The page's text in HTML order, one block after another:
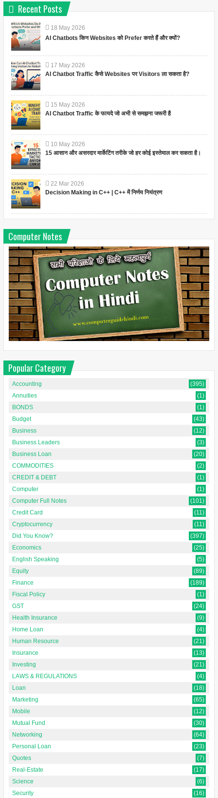
Recent Posts
18 May 2026
AI Chatbots किन Websites को Prefer करते हैं और क्यों?
17 May 2026
AI Chatbot Traffic कैसे Websites पर Visitors ला सकता है?
15 May 2026
AI Chatbot Traffic के फायदे जो अभी से समझना जरूरी है
10 May 2026
15 आसान और असरदार मार्केटिंग तरीके जो हर कोई इस्तेमाल कर सकता है।
22 Mar 2026
Decision Making in C++ | C++ में निर्णय नियंत्रण
Computer Notes
Popular Category
Accounting
(395)
Annuities
(1)
BONDS
(1)
Budget
(43)
Business
(12)
Business Leaders
(3)
Business Loan
(20)
COMMODITIES
(2)
CREDIT & DEBT
(1)
Computer
(1)
Computer Full Notes
(101)
Credit Card
(11)
Cryptocurrency
(11)
Did You Know?
(397)
Economics
(25)
English Speaking
(5)
Equity
(89)
Finance
(189)
Fiscal Policy
(1)
GST
(24)
Health Insurance
(9)
Home Loan
(4)
Human Resource
(21)
Insurance
(13)
Investing
(21)
LAWS & REGULATIONS
(4)
Loan
(18)
Marketing
(65)
Mobile
(12)
Mutual Fund
(30)
Networking
(64)
Personal Loan
(23)
Quotes
(7)
Real-Estate
(17)
Science
(6)
Security
(16)